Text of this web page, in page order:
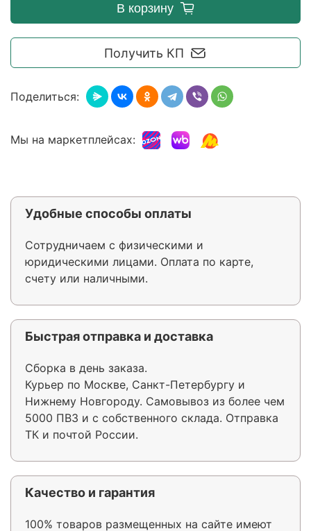
Получить КП
В корзину
Поделиться:
Мы на маркетплейсах:
Удобные способы оплаты
Сотрудничаем с физическими и
юридическими лицами. Оплата по карте,
счету или наличными.
Быстрая отправка и доставка
Сборка в день заказа.
Курьер по Москве, Санкт-Петербургу и
Нижнему Новгороду. Самовывоз из более чем
5000 ПВЗ и с собственного склада. Отправка
ТК и почтой России.
Качество и гарантия
100% товаров размещенных на сайте имеют